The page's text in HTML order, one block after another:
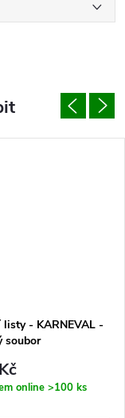
listy - KARNEVAL -
soubor
online >100 ks